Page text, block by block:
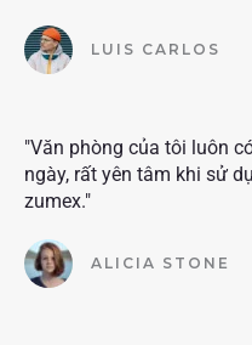
LUIS CARLOS
"Văn phòng của tôi luôn
ngày, rất yên tâm khi sử
zumex."
ALICIA STONE